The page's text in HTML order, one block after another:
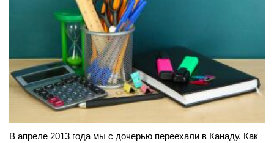
В апреле 2013 года мы с дочерью переехали в Канаду. Как